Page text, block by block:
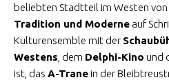
beliebten Stadtteil im Westen von
Tradition und Moderne auf
Kulturensemble mit der
Westens , dem Delphi-Kino und
ist, das A-Tranein der